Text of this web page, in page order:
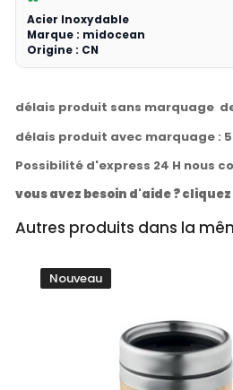
Acier Inoxydable
Marque : midocean
Origine : CN
délais produit sans marquage
délais produit avec marquage : 5
Possibilité d'express 24 H nous
vous avez besoin d'aide ?
Autres produits dans la
Nouveau